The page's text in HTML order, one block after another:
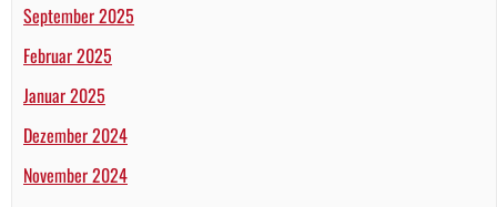
September 2025
Februar 2025
Januar 2025
Dezember 2024
November 2024